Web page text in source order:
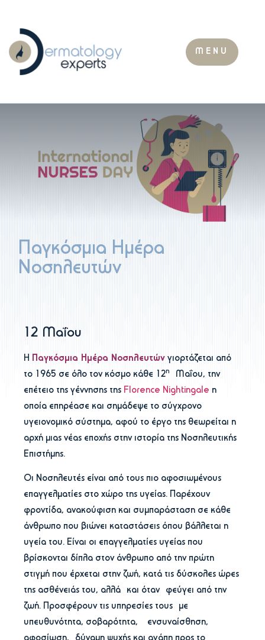
MENU
Παγκόσμια Ημέρα
Νοσηλευτών
12 Μαΐου
Η Παγκόσμια Ημέρα Νοσηλευτών γιορτάζεται από
το 1965 σε όλο τον κόσμο κάθε 12η
Μαΐου, την
επέτειο της γέννησης της Florence Nightingale η
οποία επηρέασε και σημάδεψε το σύγχρονο
υγειονομικό σύστημα, αφού το έργο της θεωρείται η
αρχή μιας νέας εποχής στην ιστορία της Νοσηλευτικής
Επιστήμης.
Οι Νοσηλευτές είναι από τους πιο αφοσιωμένους
επαγγελματίες στο χώρο της υγείας. Παρέχουν
φροντίδα, ανακούφιση και συμπαράσταση σε κάθε
άνθρωπο που βιώνει καταστάσεις όπου βάλλεται η
υγεία του. Είναι οι επαγγελματίες υγείας που
βρίσκονται δίπλα στον άνθρωπο από την πρώτη
στιγμή που έρχεται στην ζωή, κατά τις δύσκολες ώρες
της ασθένειάς του, αλλά και όταν φεύγει από την
ζωή. Προσφέρουν τις υπηρεσίες τους με
υπευθυνότητα, σοβαρότητα, ενσυναίσθηση,